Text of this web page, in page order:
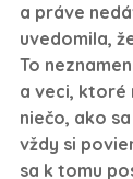
a práve
uvedomila,
To
a veci, ktoré
niečo, ako
vždy si
sa k tomu